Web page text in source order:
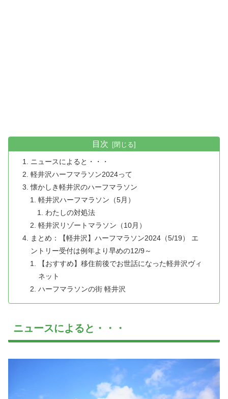
目次
ニュースによると・・・
軽井沢ハーフマラソン2024って
懐かしき軽井沢のハーフマラソン
軽井沢ハーフマラソン（5月）
わたしの対処法
軽井沢リゾートマラソン（10月）
まとめ：【軽井沢】ハーフマラソン2024（5/19） エ
ントリー受付は例年より早めの12/9～
【おすすめ】移住前後でお世話になった軽井沢ヴィ
ネット
ハーフマラソンの街 軽井沢
ニュースによると・・・